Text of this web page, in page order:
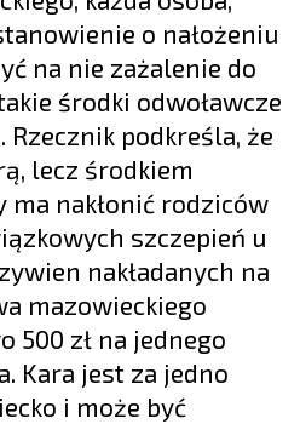
o nałożeniu
na nie zażalenie do
środki odwoławcze
podkreśla, że
lecz środkiem
ma nakłonić rodziców
szczepień u
nakładanych na
mazowieckiego
500 zł na jednego
Kara jest za jedno
i może być